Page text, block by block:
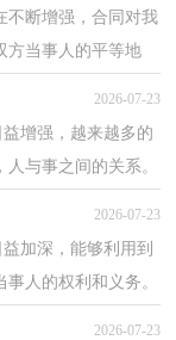
不断增强，合同对我
方当事人的平等地
面是小...
2026-07-23
增强，越来越多的
与事之间的关系。
整理...
2026-07-23
加深，能够利用到
人的权利和义务。
的...
2026-07-23